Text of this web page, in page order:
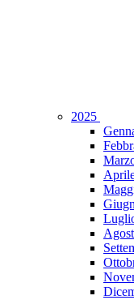
2025